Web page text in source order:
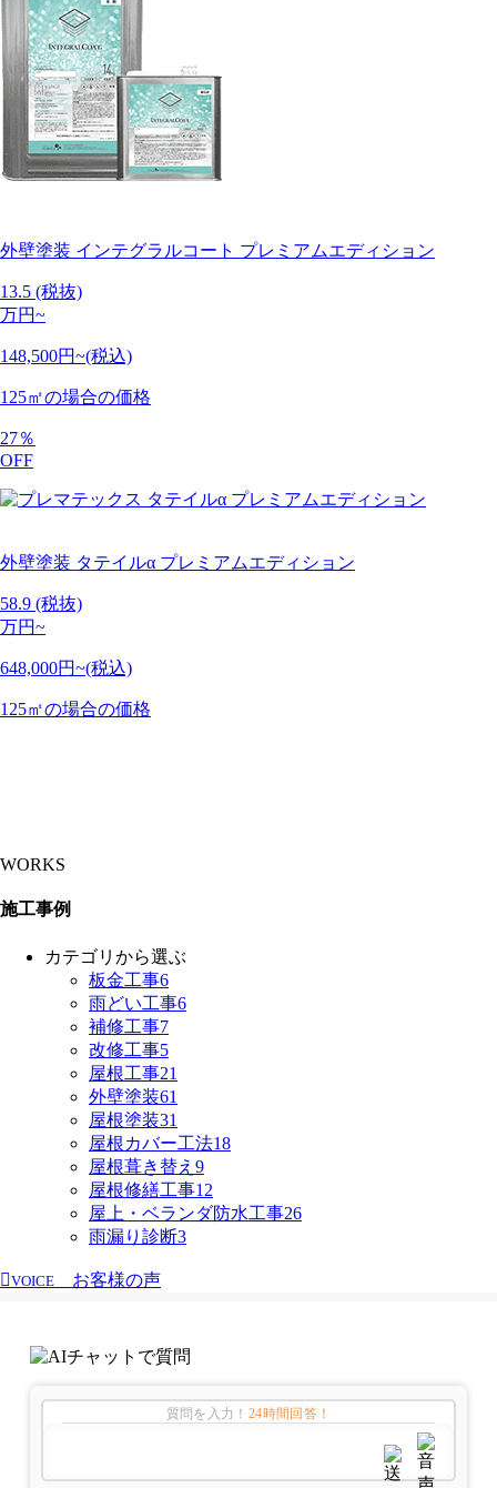
外壁塗装 インテグラルコート プレミアムエディション
13.5 (税抜)
万円~
148,500円~(税込)
125㎡の場合の価格
27％
OFF
外壁塗装 タテイルα プレミアムエディション
58.9 (税抜)
万円~
648,000円~(税込)
125㎡の場合の価格
WORKS
施工事例
カテゴリから選ぶ
板金工事6
雨どい工事6
補修工事7
改修工事5
屋根工事21
外壁塗装61
屋根塗装31
屋根カバー工法18
屋根葺き替え 9
屋根修繕工事12
屋上・ベランダ防水工事26
雨漏り診断3
VOICE お客様の声
質問を入力！ 24時間回答！